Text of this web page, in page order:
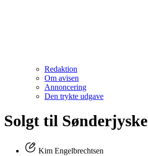
Redaktion
Om avisen
Annoncering
Den trykte udgave
Solgt til Sønderjyske
Kim Engelbrechtsen